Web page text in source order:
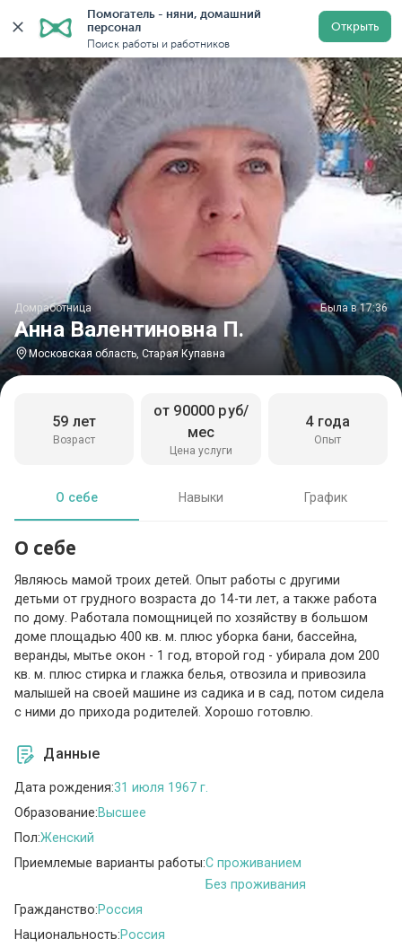
Помогатель - няни, домашний
персонал
Поиск работы и работников
Открыть
Главная Домработницы Домработницы в Московской
Анна Валентиновна П.
Домработница Была в 17:36
Московская область, Старая Купавна
Возраст
59 лет
Цена услуги
от 90000 руб/
мес
Опыт
4 года
О себе Навыки График
О себе
Являюсь мамой троих детей. Опыт работы с другими
детьми от грудного возраста до 14-ти лет, а также работа
по дому. Работала помощницей по хозяйству в большом
доме площадью 400 кв. м. плюс уборка бани, бассейна,
веранды, мытье окон - 1 год, второй год - убирала дом 200
кв. м. плюс стирка и глажка белья, отвозила и привозила
малышей на своей машине из садика и в сад, потом сидела
с ними до прихода родителей. Хорошо готовлю.
Данные
Дата рождения:31 июля 1967 г.
Образование:Высшее
Пол:Женский
Приемлемые варианты работы:C проживанием
Без проживания
Гражданство:Россия
Национальность:Россия